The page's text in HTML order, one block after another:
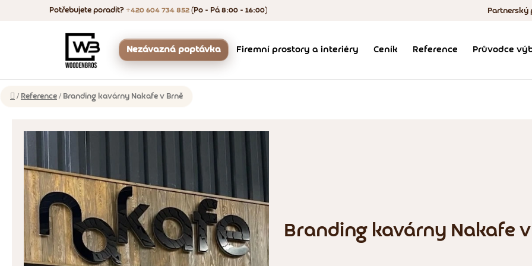
Potřebujete poradit? +420 604 734 852 (Po - Pá 8:00 - 16:00) Partnerský
Nezávazná poptávka Firemní prostory a interiéry Ceník Reference Průvodce
Proč WoodenBros
Domů
/ Reference / Branding kavárny Nakafe v Brně
Branding kavárny Nakafe